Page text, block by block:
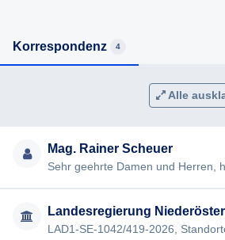
5. Das Gebiet „Alte Au“ wird derzeit
etc) müssen für den
unbebauten Standort Hollabrunn) in
gewichtet/berücksichtigt?
Leitlinien, Stellungsnahmen in Akten,
und die mit der Beschlussfassung der
Korrespondenz 4
Alle
Mag. Rainer Scheuer
Landesregierung